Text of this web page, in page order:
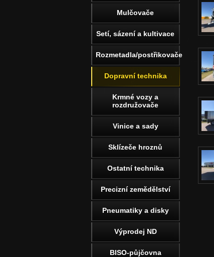
Mulčovače
Setí, sázení a kultivace
Rozmetadla/postřikovače
Dopravní technika
Krmné vozy a
rozdružovače
Vinice a sady
Sklízeče hroznů
Ostatní technika
Precizní zemědělství
Pneumatiky a disky
Výprodej ND
BISO-půjčovna